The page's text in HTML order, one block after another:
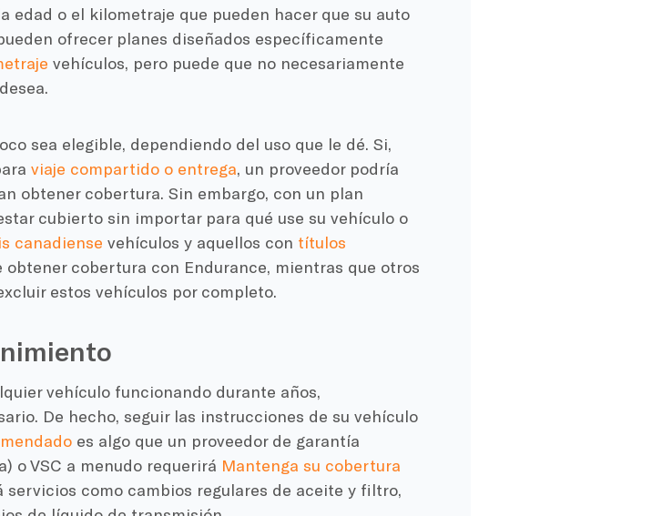
edad o el kilometraje que pueden hacer que su auto
ofrecer planes diseñados específicamente
vehículos, pero puede que no necesariamente
sea elegible, dependiendo del uso que le dé. Si,
viaje compartido o entrega, un proveedor podría
obtener cobertura. Sin embargo, con un plan
cubierto sin importar para qué use su vehículo o
canadiense vehículos y aquellos con títulos
obtener cobertura con Endurance, mientras que otros
estos vehículos por completo.
vehículo funcionando durante años,
De hecho, seguir las instrucciones de su vehículo
es algo que un proveedor de garantía
o VSC a menudo requerirá Mantenga su cobertura
servicios como cambios regulares de aceite y filtro,